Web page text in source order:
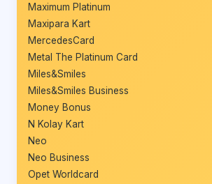
Maximum Platinum
Maxipara Kart
MercedesCard
Metal The Platinum Card
Miles&Smiles
Miles&Smiles Business
Money Bonus
N Kolay Kart
Neo
Neo Business
Opet Worldcard